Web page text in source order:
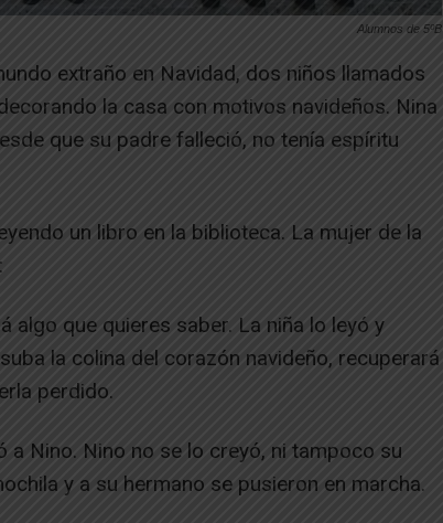
Alumnos de 5ºB
extraño en Navidad, dos niños llamados
la casa con motivos navideños. Nina
que su padre falleció, no tenía espíritu
un libro en la biblioteca. La mujer de la
algo que quieres saber. La niña lo leyó y
la colina del corazón navideño, recuperará
perdido.
a Nino. Nino no se lo creyó, ni tampoco su
y a su hermano se pusieron en marcha.